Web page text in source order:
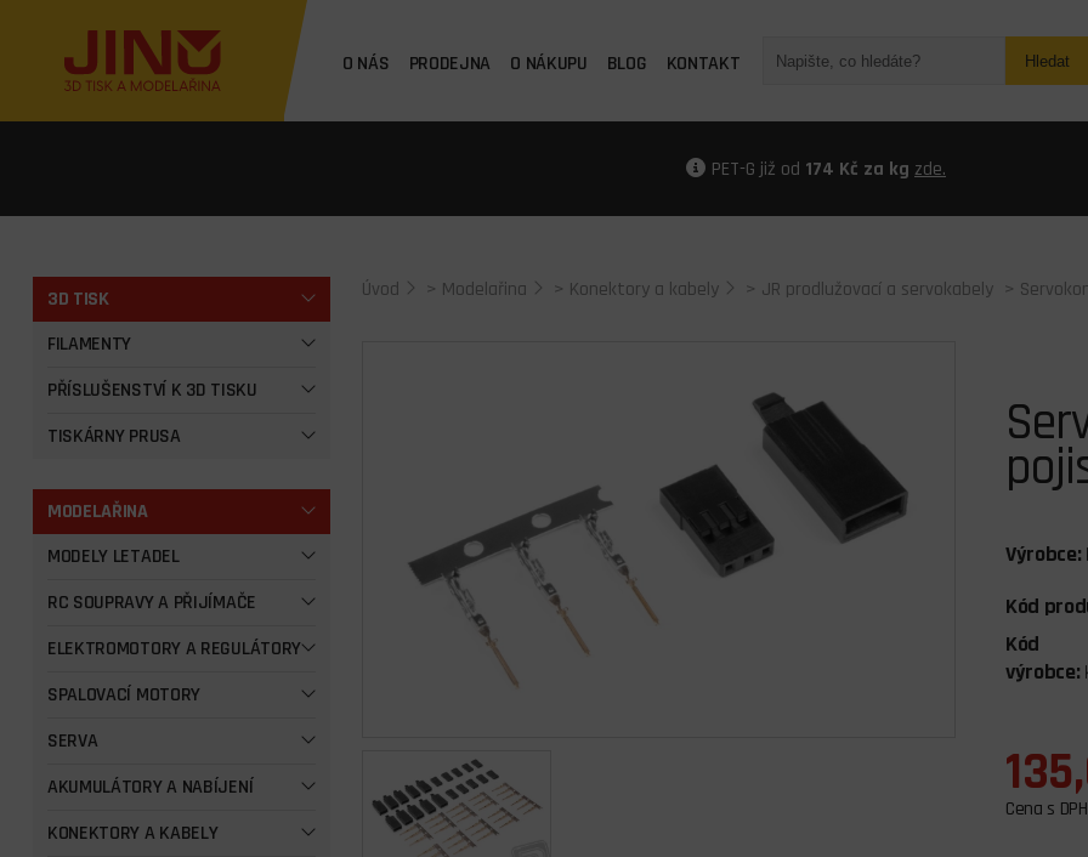
O NÁS PRODEJNA O NÁKUPU BLOG KONTAKT Hledat
PET-G již od 174 Kč za kg zde.
3D TISK
FILAMENTY
PŘÍSLUŠENSTVÍ K 3D TISKU
TISKÁRNY PRUSA
MODELAŘINA
MODELY LETADEL
RC SOUPRAVY A PŘIJÍMAČE
ELEKTROMOTORY A REGULÁTORY
SPALOVACÍ MOTORY
SERVA
AKUMULÁTORY A NABÍJENÍ
KONEKTORY A KABELY
Úvod > Modelařina > Konektory a kabely > JR prodlužovací a servokabely >
Výrobce:
Kód
Kód
výrobce:
Cena s DPH